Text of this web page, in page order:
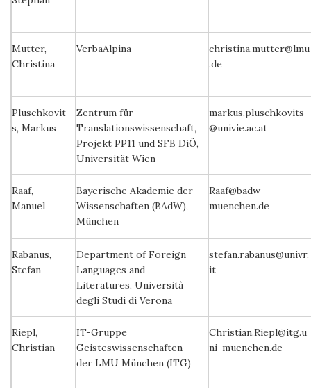
Mutter,
Christina
VerbaAlpina
christina.mutter@lmu
.de
Pluschkovit
s, Markus
Zentrum für
Translationswissenschaft,
Projekt PP11 und SFB DiÖ,
Universität Wien
markus.pluschkovits
@univie.ac.at
Raaf,
Manuel
Bayerische Akademie der
Wissenschaften (BAdW),
München
Raaf@badw-
muenchen.de
Rabanus,
Stefan
Department of Foreign
Languages and
Literatures, Università
degli Studi di Verona
stefan.rabanus@univr.
it
Riepl,
Christian
IT-Gruppe
Geisteswissenschaften
der LMU München (ITG)
Christian.Riepl@itg.u
ni-muenchen.de